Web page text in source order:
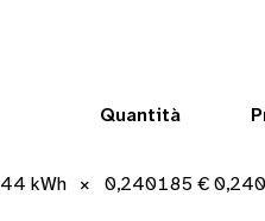
Quantità
44 kWh × 0,240185 €/kWh